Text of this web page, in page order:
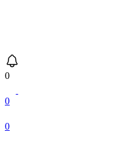
0
0
0